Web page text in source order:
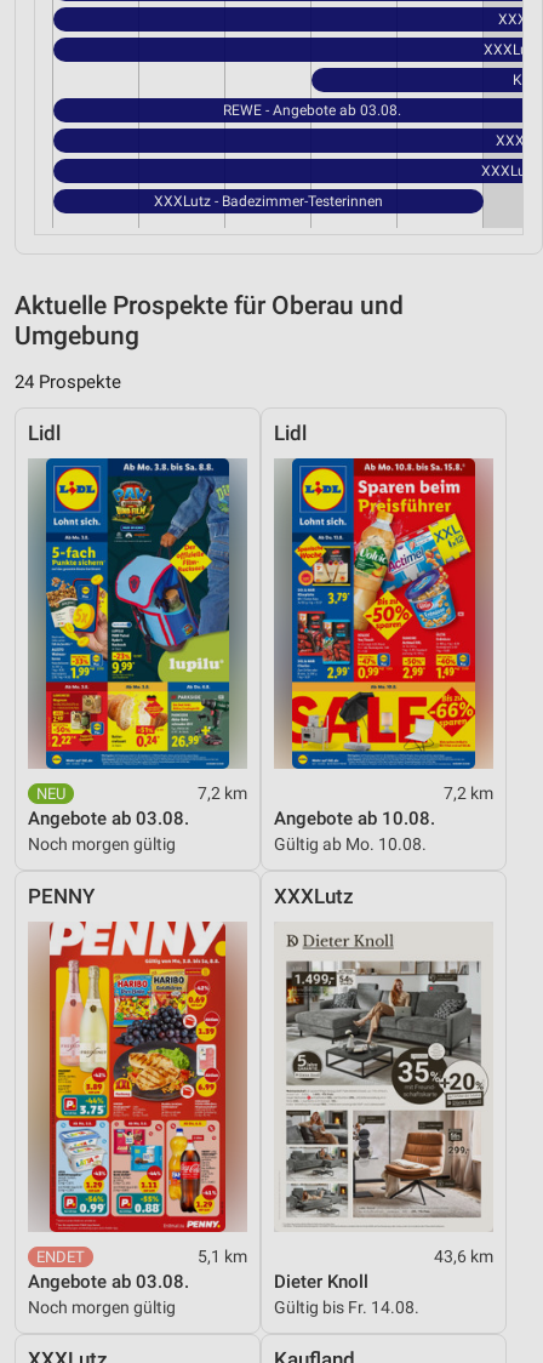
XXXLutz
REWE - Angebote ab 03.08.
XXXLutz
XXXLutz - Badezimmer-Testerinnen
Aktuelle Prospekte für Oberau und
Umgebung
24 Prospekte
Lidl
7,2 km
Angebote ab 03.08.
Noch morgen gültig
Lidl
7,2 km
Angebote ab 10.08.
Gültig ab Mo. 10.08.
PENNY
5,1 km
Angebote ab 03.08.
Noch morgen gültig
XXXLutz
43,6 km
Dieter Knoll
Gültig bis Fr. 14.08.